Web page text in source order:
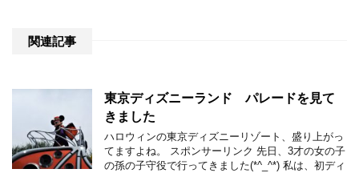
関連記事
東京ディズニーランド パレードを見て
きました
ハロウィンの東京ディズニーリゾート、盛り上がっ
てますよね。 スポンサーリンク 先日、3才の女の子
の孫の子守役で行ってきました(*^_^*) 私は、初ディ